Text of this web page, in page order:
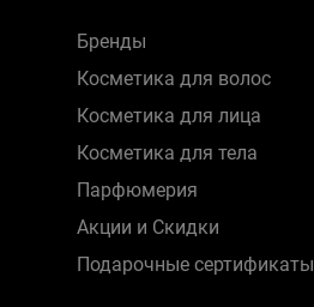
Бренды
Косметика для волос
Косметика для лица
Косметика для тела
Парфюмерия
Акции и Скидки
Подарочные сертификаты